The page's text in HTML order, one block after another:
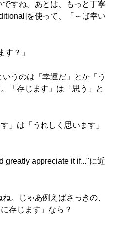
すね。あとは、もっと丁寧
を使って、「～ば幸い
す？」
うのは「幸運だ」とか「う
「存じます」は「思う」と
」は「うれしく思います」
greatly appreciate it if..."に近
。じゃあ例えばさっきの、
存じます」なら？